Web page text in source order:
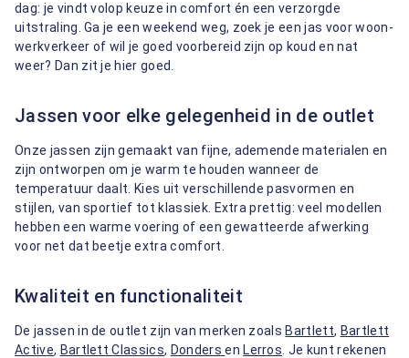
dag: je vindt volop keuze in comfort én een verzorgde
uitstraling. Ga je een weekend weg, zoek je een jas voor woon-
werkverkeer of wil je goed voorbereid zijn op koud en nat
weer? Dan zit je hier goed.
Jassen voor elke gelegenheid in de outlet
Onze jassen zijn gemaakt van fijne, ademende materialen en
zijn ontworpen om je warm te houden wanneer de
temperatuur daalt. Kies uit verschillende pasvormen en
stijlen, van sportief tot klassiek. Extra prettig: veel modellen
hebben een warme voering of een gewatteerde afwerking
voor net dat beetje extra comfort.
Kwaliteit en functionaliteit
De jassen in de outlet zijn van merken zoals Bartlett, Bartlett
Active, Bartlett Classics, Dondersen Lerros . Je kunt rekenen